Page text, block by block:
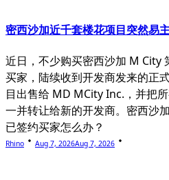
密西沙加近千套楼花项目突然易
近日，不少购买密西沙加 M City
买家，陆续收到开发商发来的正
目出售给 MD MCity Inc.，并把
一并转让给新的开发商。密西沙
已签约买家怎么办？
Rhino Aug 7, 2026Aug 7, 2026